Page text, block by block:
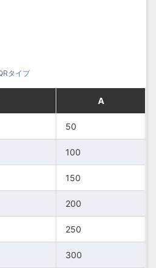
タイプ
A
50
100
150
200
250
300
A
50
100
150
200
250
300